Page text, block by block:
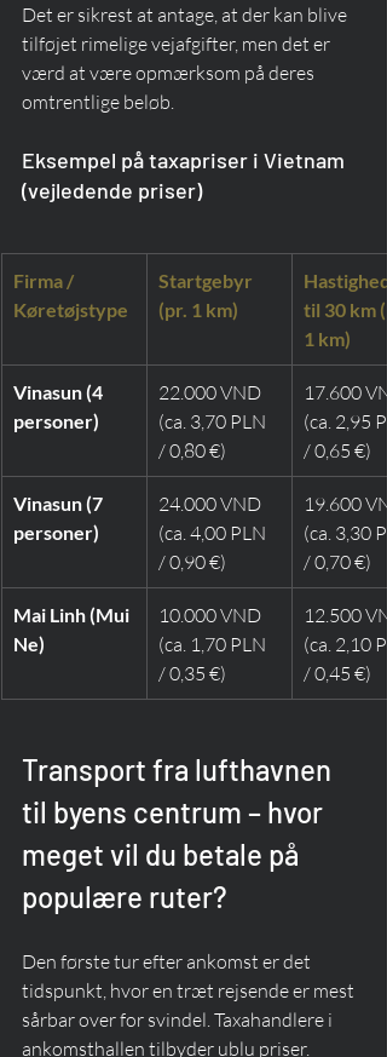
Det er sikrest at antage, at der kan blive
tilføjet rimelige vejafgifter, men det er
værd at være opmærksom på deres
omtrentlige beløb.
Eksempel på taxapriser i Vietnam
(vejledende priser)
Firma /
Køretøjstype
Startgebyr
(pr. 1 km)
til 30 km
1 km)
Vinasun (4
personer)
22.000 VND
(ca. 3,70 PLN
/ 0,80 €)
17.600
(ca. 2,95
/ 0,65 €)
Vinasun (7
personer)
24.000 VND
(ca. 4,00 PLN
/ 0,90 €)
19.600
(ca. 3,30
/ 0,70 €)
Mai Linh (Mui
Ne)
10.000 VND
(ca. 1,70 PLN
/ 0,35 €)
12.500
(ca. 2,10
/ 0,45 €)
Transport fra lufthavnen
til byens centrum – hvor
meget vil du betale på
populære ruter?
Den første tur efter ankomst er det
tidspunkt, hvor en træt rejsende er mest
sårbar over for svindel. Taxahandlere i
ankomsthallen tilbyder ublu priser.